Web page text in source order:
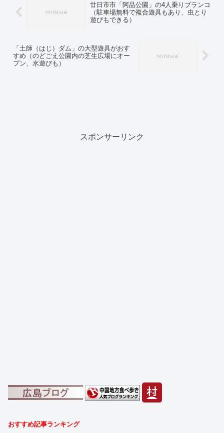
廿日市市「阿品公園」の4人乗りブランコ
（駐車場無料で複合遊具もあり、虫とり
遊びもできる）
「土師（はじ）ダム」の大型遊具がおす
すめ（のどごえ公園内の芝生広場にオー
プン、水遊びも）
スポンサーリンク
おすすめ記事ランキング